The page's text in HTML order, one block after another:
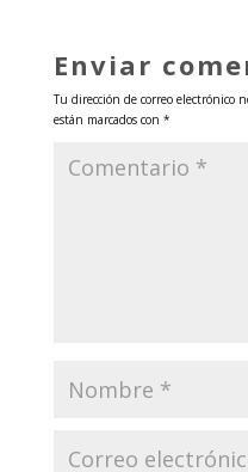
Enviar
Tu dirección de correo electrónico
están marcados con *